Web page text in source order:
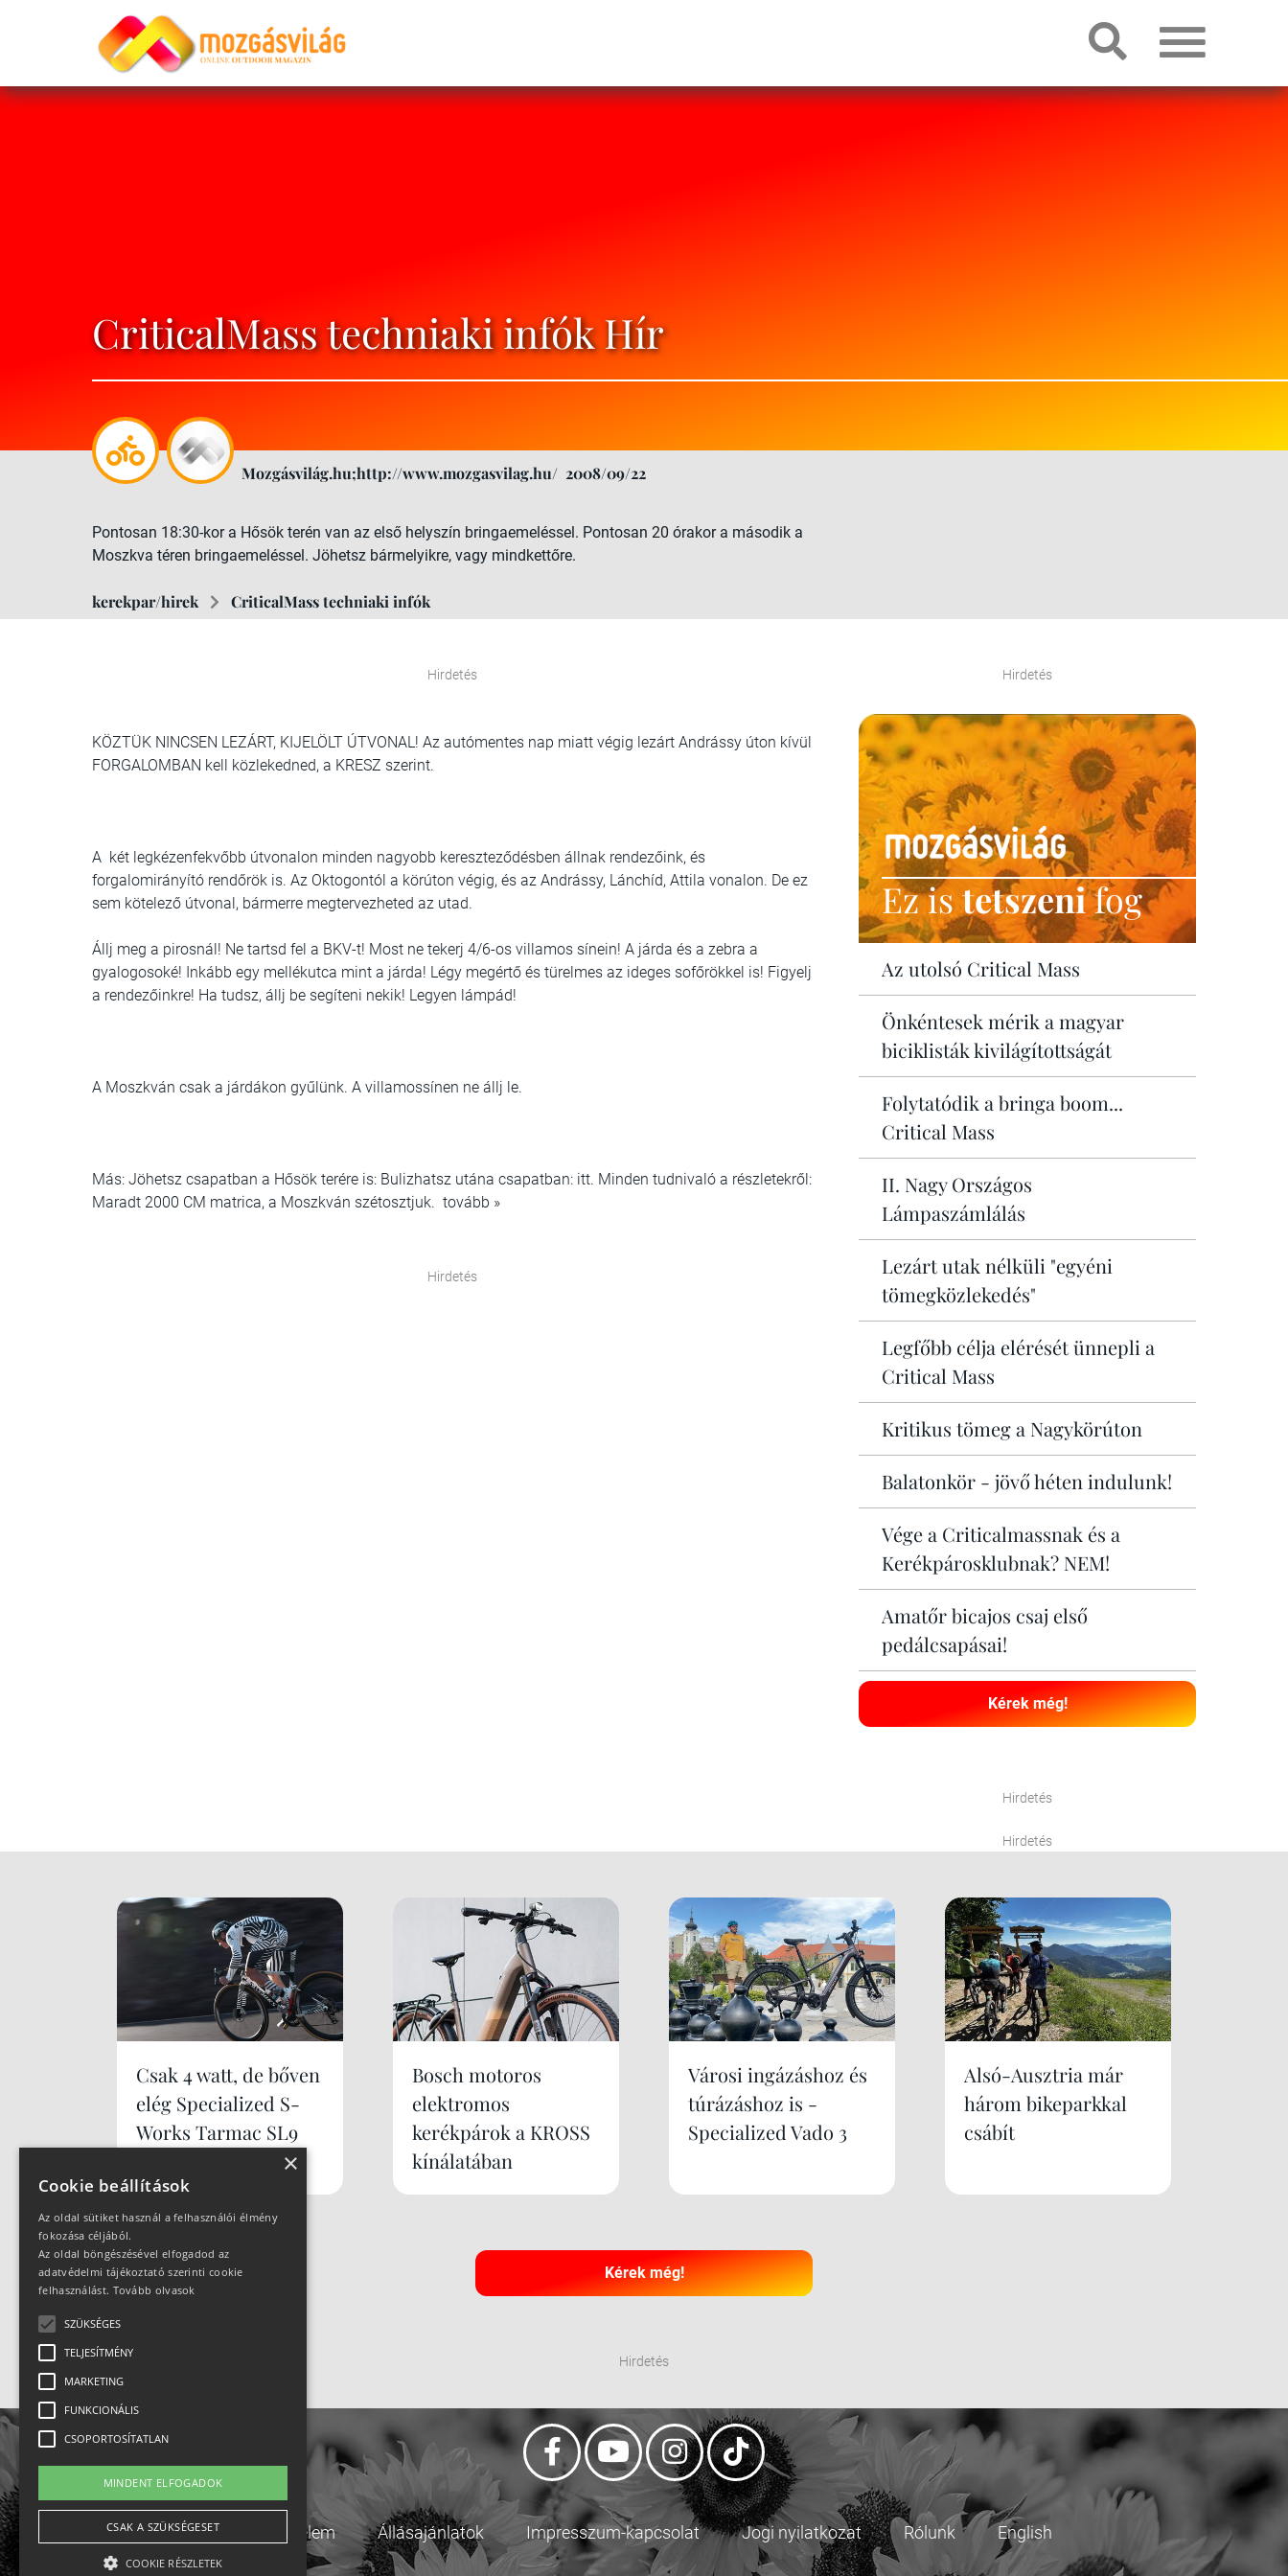
CriticalMass techniaki infók Hír
Mozgásvilág.hu;http://www.mozgasvilag.hu/ 2008/09/22
Pontosan 18:30-kor a Hősök terén van az első helyszín bringaemeléssel. Pontosan 20 órakor a második a
Moszkva téren bringaemeléssel. Jöhetsz bármelyikre, vagy mindkettőre.
kerekpar/hirek CriticalMass techniaki infók
Hirdetés
KÖZTÜK NINCSEN LEZÁRT, KIJELÖLT ÚTVONAL! Az autómentes nap miatt végig lezárt Andrássy úton kívül
FORGALOMBAN kell közlekedned, a KRESZ szerint.
A két legkézenfekvőbb útvonalon minden nagyobb kereszteződésben állnak rendezőink, és
forgalomirányító rendőrök is. Az Oktogontól a körúton végig, és az Andrássy, Lánchíd, Attila vonalon. De ez
sem kötelező útvonal, bármerre megtervezheted az utad.
Állj meg a pirosnál! Ne tartsd fel a BKV-t! Most ne tekerj 4/6-os villamos sínein! A járda és a zebra a
gyalogosoké! Inkább egy mellékutca mint a járda! Légy megértő és türelmes az ideges sofőrökkel is! Figyelj
a rendezőinkre! Ha tudsz, állj be segíteni nekik! Legyen lámpád!
A Moszkván csak a járdákon gyűlünk. A villamossínen ne állj le.
Más: Jöhetsz csapatban a Hősök terére is: Bulizhatsz utána csapatban: itt. Minden tudnivaló a részletekről:
Maradt 2000 CM matrica, a Moszkván szétosztjuk. tovább »
Hirdetés
Hirdetés
Ez istetszenifog
Az utolsó Critical Mass
Önkéntesek mérik a magyar
biciklisták kivilágítottságát
Folytatódik a bringa boom...
Critical Mass
II. Nagy Országos
Lámpaszámlálás
Lezárt utak nélküli "egyéni
tömegközlekedés"
Legfőbb célja elérését ünnepli a
Critical Mass
Kritikus tömeg a Nagykörúton
Balatonkör - jövő héten indulunk!
Vége a Criticalmassnak és a
Kerékpárosklubnak? NEM!
Amatőr bicajos csaj első
pedálcsapásai!
Kérek még!
Hirdetés
Hirdetés
Csak 4 watt, de bőven
elég Specialized S-
Works Tarmac SL9
Bosch motoros
elektromos
kerékpárok a KROSS
kínálatában
Városi ingázáshoz és
túrázáshoz is -
Specialized Vado 3
Alsó-Ausztria már
három bikeparkkal
csábít
Kérek még!
Hirdetés
Adatvédelem Állásajánlatok Impresszum-kapcsolat Jogi nyilatkozat Rólunk English
×
Cookie beállítások
Az oldal sütiket használ a felhasználói élmény
fokozása céljából.
Az oldal böngészésével elfogadod az
adatvédelmi tájékoztató szerinti cookie
felhasználást. Tovább olvasok
SZÜKSÉGES
TELJESÍTMÉNY
MARKETING
FUNKCIONÁLIS
CSOPORTOSÍTATLAN
MINDENT ELFOGADOK
CSAK A SZÜKSÉGESET
COOKIE RÉSZLETEK